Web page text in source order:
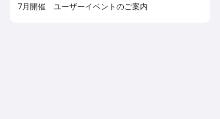
7月開催 ユーザーイベントのご案内